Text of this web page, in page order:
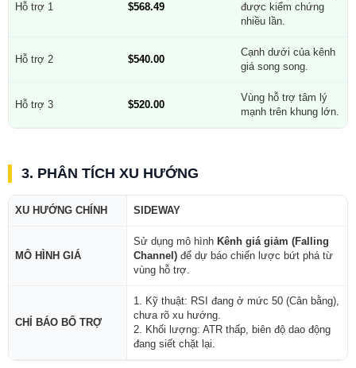
Hỗ trợ 1 $568.49
được kiểm chứng
nhiều lần.
Hỗ trợ 2 $540.00
Cạnh dưới của kênh
giá song song.
Hỗ trợ 3 $520.00
Vùng hỗ trợ tâm lý
mạnh trên khung lớn.
3. PHÂN TÍCH XU HƯỚNG
XU HƯỚNG CHÍNH SIDEWAY
MÔ HÌNH GIÁ
Sử dụng mô hình Kênh giá giảm (Falling
Channel) để dự báo chiến lược bứt phá từ
vùng hỗ trợ.
CHỈ BÁO BỔ TRỢ
1. Kỹ thuật: RSI đang ở mức 50 (Cân bằng),
chưa rõ xu hướng.
2. Khối lượng: ATR thấp, biên độ dao động
đang siết chặt lại.